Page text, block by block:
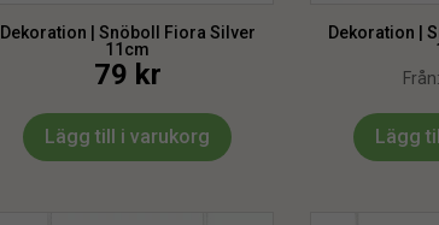
Dekoration | Snöboll Fiora Silver
11cm
79 kr
Lägg till i varukorg
Dekoration |
Från:
Lägg